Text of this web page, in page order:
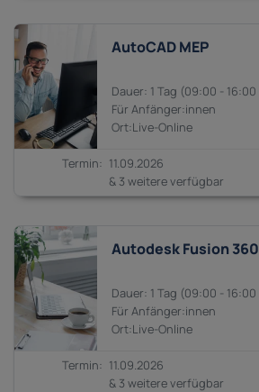
AutoCAD MEP
1 Tag 09:00 - 16:00
Anfänger:innen
11.09.2026
& 3 weitere verfügbar
Autodesk Fusion 360
1 Tag 09:00 - 16:00
Anfänger:innen
11.09.2026
& 3 weitere verfügbar